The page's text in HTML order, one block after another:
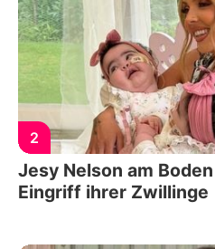
2
Jesy Nelson am
Eingriff ihrer Zwillinge